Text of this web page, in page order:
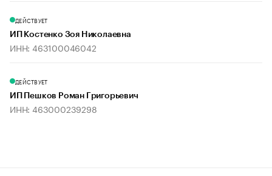
ДЕЙСТВУЕТ
ИП Костенко Зоя Николаевна
ИНН: 463100046042
ДЕЙСТВУЕТ
ИП Пешков Роман Григорьевич
ИНН: 463000239298